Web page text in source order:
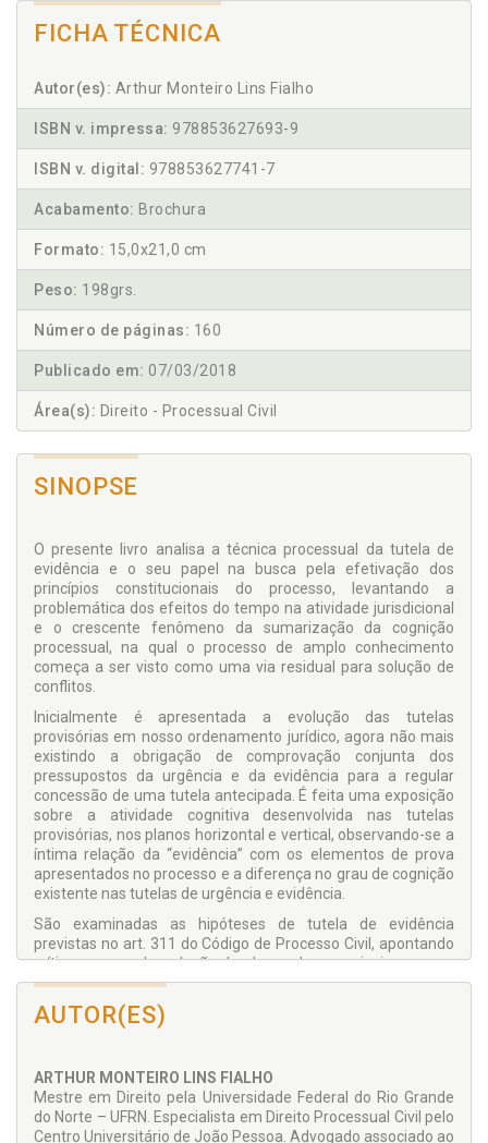
FICHA TÉCNICA
Autor(es): Arthur Monteiro Lins Fialho
ISBN v. impressa: 978853627693-9
ISBN v. digital: 978853627741-7
Acabamento: Brochura
Formato: 15,0x21,0 cm
Peso: 198grs.
Número de páginas: 160
Publicado em: 07/03/2018
Área(s): Direito - Processual Civil
SINOPSE
O presente livro analisa a técnica processual da tutela de
evidência e o seu papel na busca pela efetivação dos
princípios constitucionais do processo, levantando a
problemática dos efeitos do tempo na atividade jurisdicional
e o crescente fenômeno da sumarização da cognição
processual, na qual o processo de amplo conhecimento
começa a ser visto como uma via residual para solução de
conflitos.
Inicialmente é apresentada a evolução das tutelas
provisórias em nosso ordenamento jurídico, agora não mais
existindo a obrigação de comprovação conjunta dos
pressupostos da urgência e da evidência para a regular
concessão de uma tutela antecipada. É feita uma exposição
sobre a atividade cognitiva desenvolvida nas tutelas
provisórias, nos planos horizontal e vertical, observando-se a
íntima relação da “evidência” com os elementos de prova
apresentados no processo e a diferença no grau de cognição
existente nas tutelas de urgência e evidência.
São examinadas as hipóteses de tutela de evidência
previstas no art. 311 do Código de Processo Civil, apontando
críticas acerca da redação de alguns dos seus incisos, como
também apresentando sugestões para um melhor aprovei­
tamento da norma em estudo. Observa-se a tutela de
evidência na fase recursal e em processos que envolvam a
evidência de determinado direito.
Ademais, considerando a preponderância do sistema
constitucional sobre o ordenamento processual, é feita
AUTOR(ES)
ARTHUR MONTEIRO LINS FIALHO
Mestre em Direito pela Universidade Federal do Rio Grande
do Norte – UFRN. Especialista em Direito Processual Civil pelo
Centro Universitário de João Pessoa. Advogado associado ao